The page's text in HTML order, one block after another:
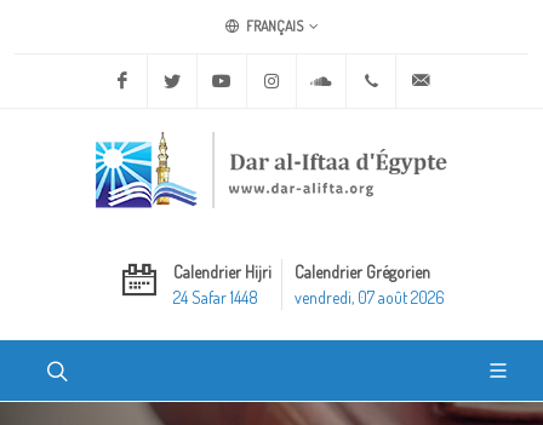
FRANÇAIS
Facebook Twitter Youtube Instagram Soundcloud+20 2 25970400
Calendrier Hijri
24 Safar 1448
Calendrier Grégorien
vendredi, 07 août 2026